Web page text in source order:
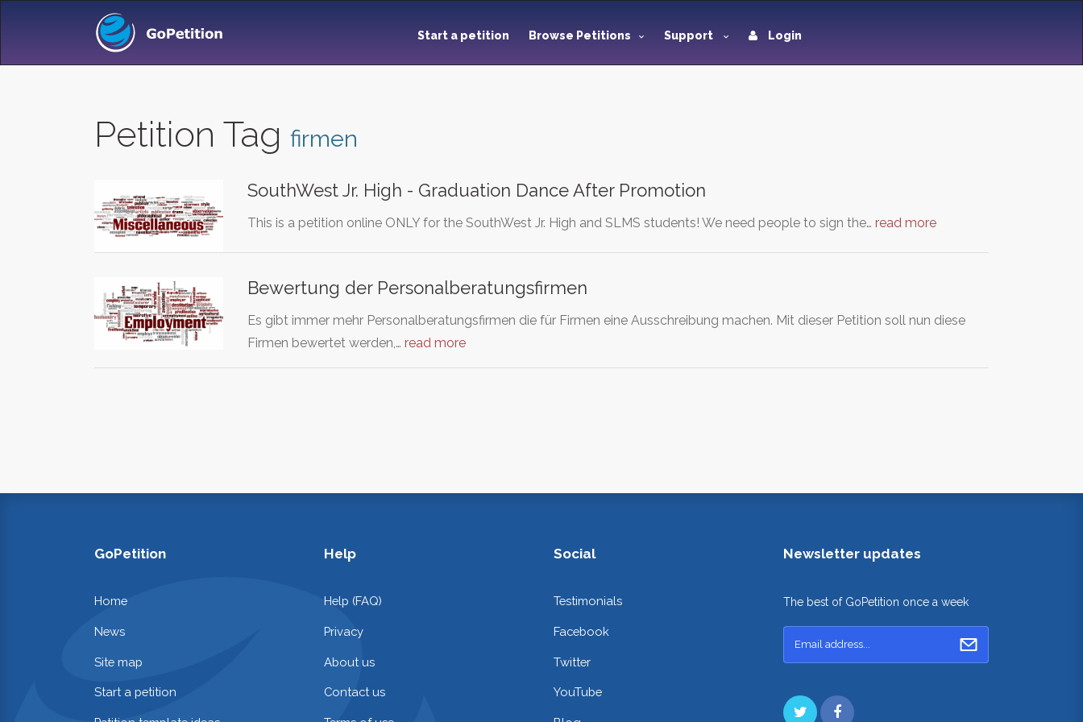
Start a petition Browse Petitions Support Login
Petition Tag firmen
SouthWest Jr. High - Graduation Dance After Promotion
This is a petition online ONLY for the SouthWest Jr. High and SLMS students! We need people to sign the… read more
Bewertung der Personalberatungsfirmen
Es gibt immer mehr Personalberatungsfirmen die für Firmen eine Ausschreibung machen. Mit dieser Petition soll nun diese
Firmen bewertet werden,… read more
GoPetition
Home
News
Site map
Start a petition
Help
Help (FAQ)
Privacy
About us
Contact us
Social
Testimonials
Facebook
Twitter
YouTube
Newsletter updates
The best of GoPetition once a week